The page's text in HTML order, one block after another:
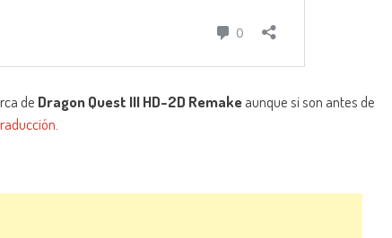
de Dragon Quest III HD-2D Remakeaunque si son antes de
.